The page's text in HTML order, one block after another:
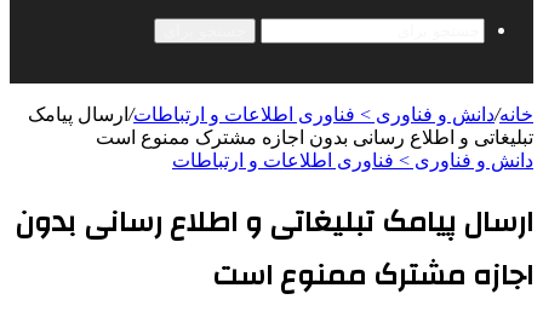
خانه/دانش و فناوری > فناوری اطلاعات و ارتباطات/ ارسال پیامک
تبلیغاتی و اطلاع رسانی بدون اجازه مشترک ممنوع است
دانش و فناوری > فناوری اطلاعات و ارتباطات
ارسال پیامک تبلیغاتی و اطلاع رسانی بدون
اجازه مشترک ممنوع است